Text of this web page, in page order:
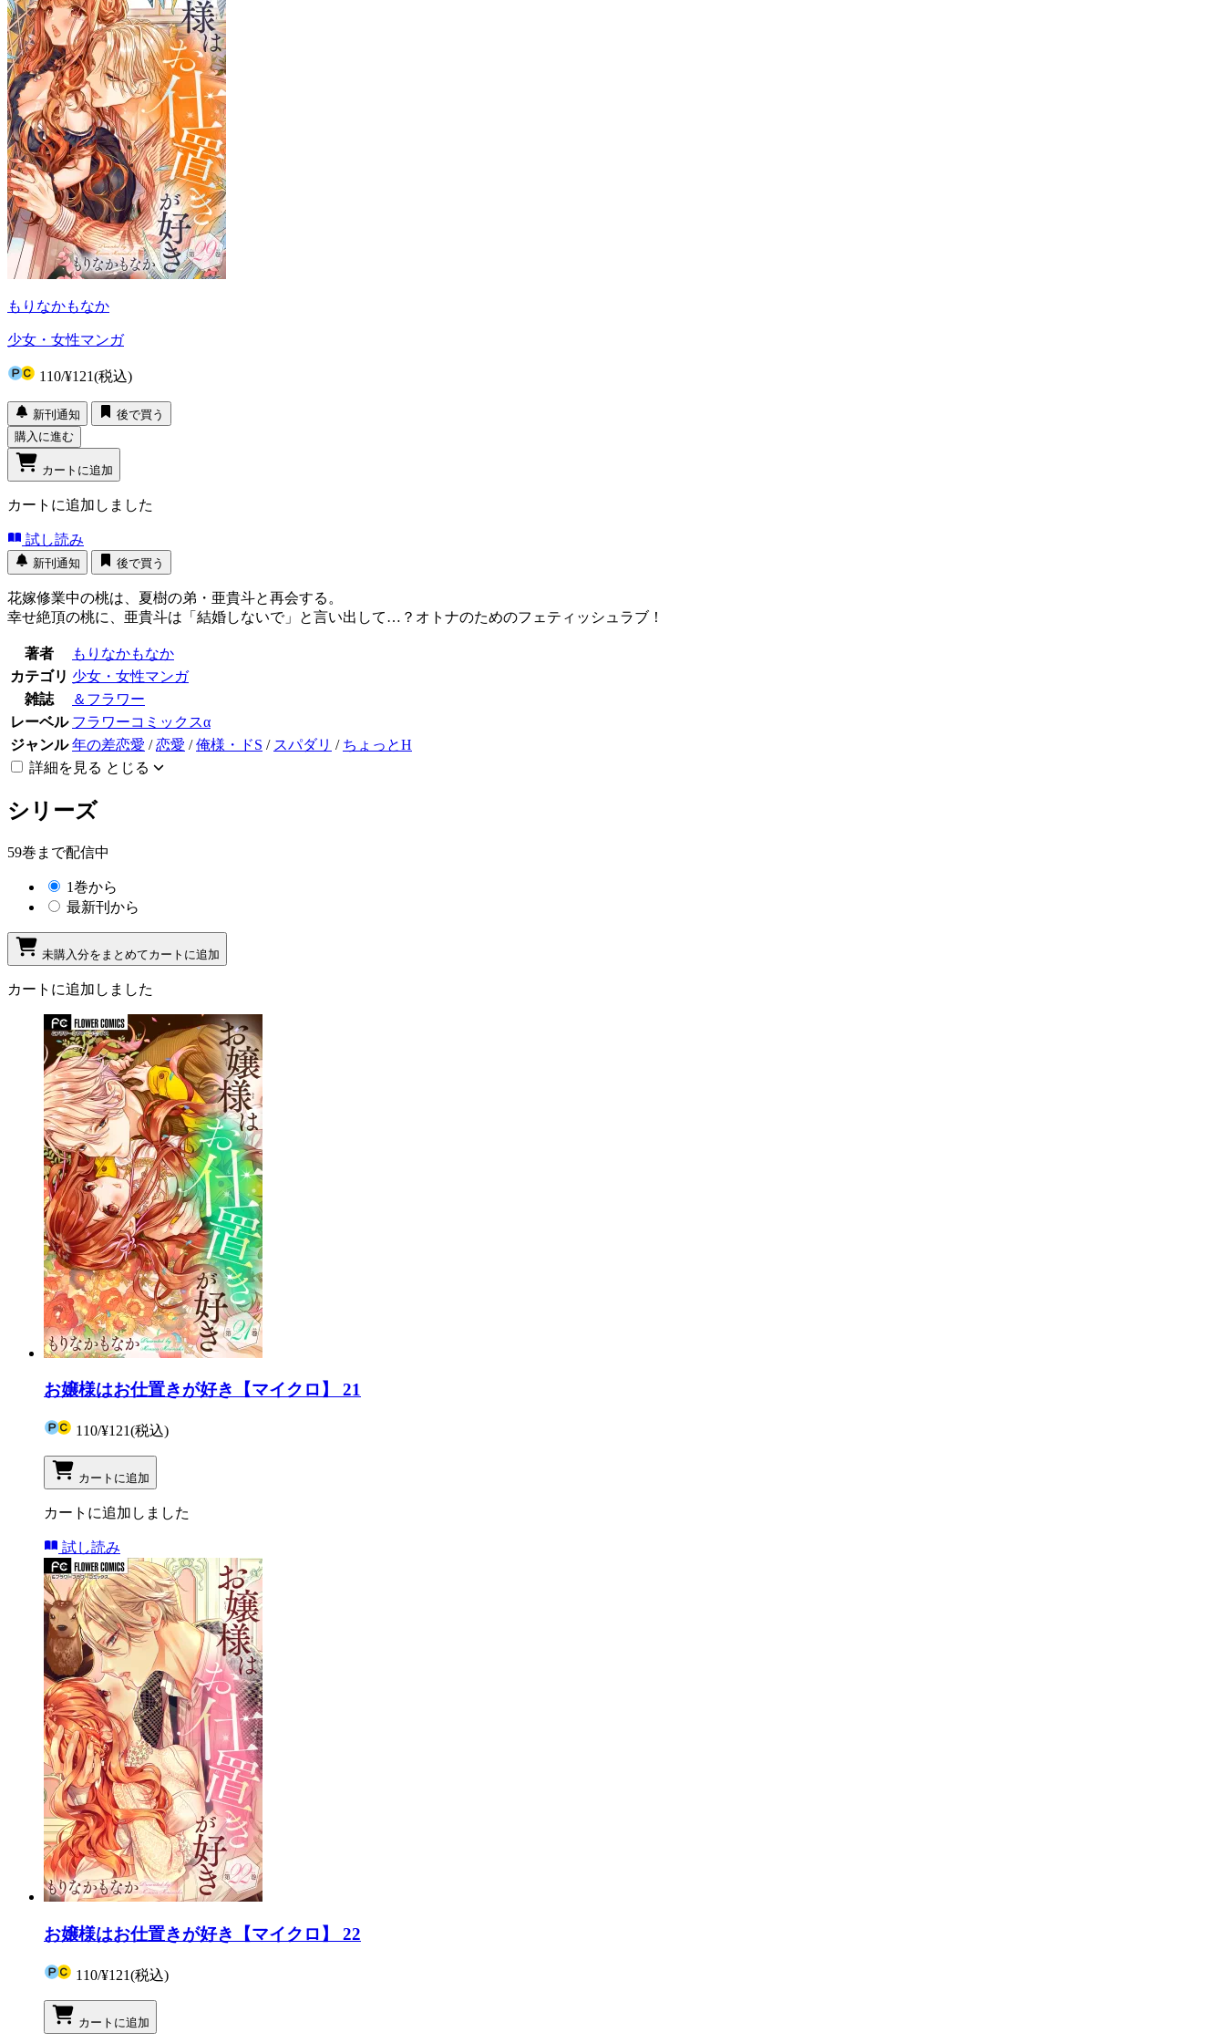
もりなかもなか
少女・女性マンガ
110/¥121(税込)
新刊通知
後で買う
購入に進む
カートに追加
カートに追加しました
試し読み
新刊通知 後で買う
花嫁修業中の桃は、夏樹の弟・亜貴斗と再会する。
幸せ絶頂の桃に、亜貴斗は「結婚しないで」と言い出して…？オトナのためのフェティッシュラブ！
著者
もりなかもなか
カテゴリ 少女・女性マンガ
雑誌
＆フラワー
レーベル フラワーコミックスα
ジャンル 年の差恋愛 /恋愛 /俺様・ドS / スパダリ / ちょっとH
詳細を見る とじる
シリーズ
59巻まで配信中
1巻から
最新刊から
未購入分をまとめてカートに追加
カートに追加しました
お嬢様はお仕置きが好き【マイクロ】 21
110/¥121(税込)
カートに追加
カートに追加しました
試し読み
お嬢様はお仕置きが好き【マイクロ】 22
110/¥121(税込)
カートに追加